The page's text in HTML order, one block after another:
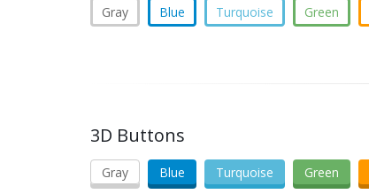
Gray Blue Turquoise Green
3D Buttons
Gray Blue Turquoise Green